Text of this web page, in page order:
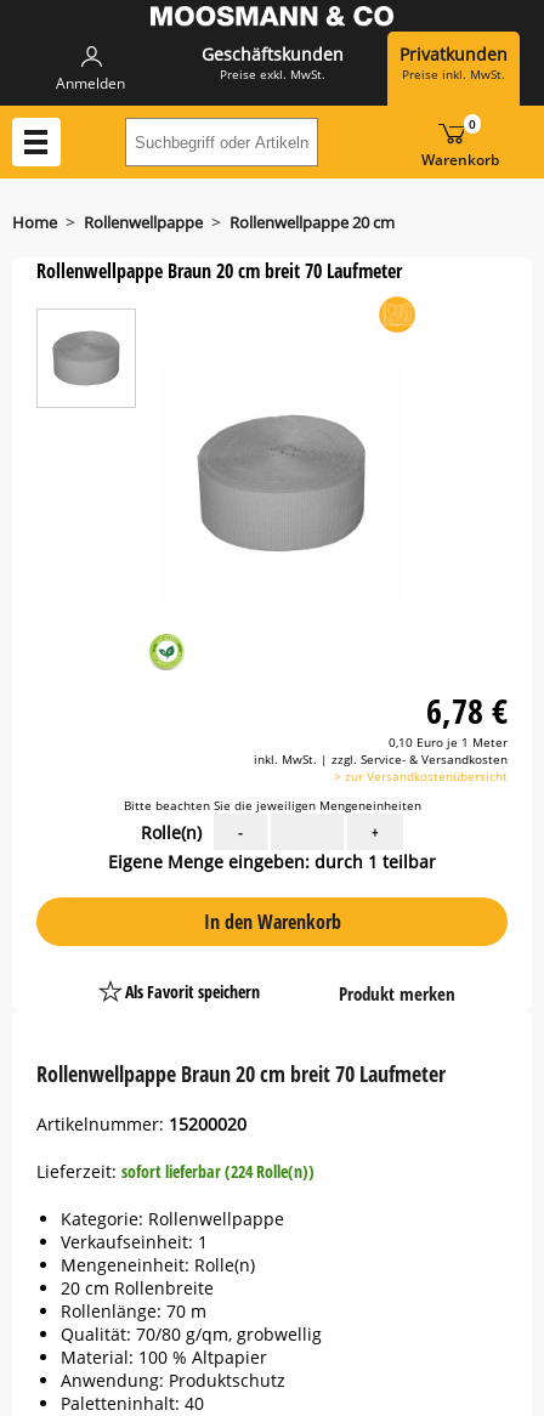
Anmelden
Geschäftskunden
Preise exkl. MwSt.
Privatkunden
Preise inkl. MwSt.
Suchbegriff oder Artikelnummer hier
Warenkorb
0
Home > Rollenwellpappe > Rollenwellpappe 20 cm
Rollenwellpappe Braun 20 cm breit 70 Laufmeter
Artikelnummer: 15200020
Lieferzeit: sofort lieferbar (224 Rolle(n))
Kategorie: Rollenwellpappe
Verkaufseinheit: 1
Mengeneinheit: Rolle(n)
20 cm Rollenbreite
Rollenlänge: 70 m
Qualität: 70/80 g/qm, grobwellig
Material: 100 % Altpapier
Anwendung: Produktschutz
Paletteninhalt: 40
Rollenwellpappe Braun 20 cm breit 70 Laufmeter
6,78 €
0,10 Euro je 1 Meter
inkl. MwSt. | zzgl. Service- & Versandkosten
> zur Versandkostenübersicht
Bitte beachten Sie die jeweiligen Mengeneinheiten
Rolle(n) - +
Eigene Menge eingeben: durch 1 teilbar
In den Warenkorb
Als Favorit speichern
PlatzhalterProdukt merken